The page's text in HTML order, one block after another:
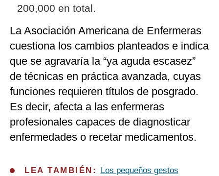
200,000 en total.
La Asociación Americana de Enfermeras
cuestiona los cambios planteados e indica
que se agravaría la “ya aguda escasez”
de técnicas en práctica avanzada, cuyas
funciones requieren títulos de posgrado.
Es decir, afecta a las enfermeras
profesionales capaces de diagnosticar
enfermedades o recetar medicamentos.
LEA TAMBIÉN:
Los pequeños gestos